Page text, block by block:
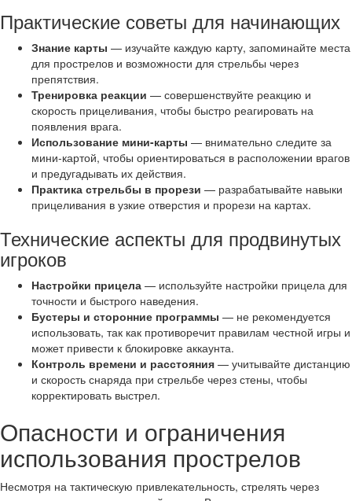
Практические советы для начинающих
Знание карты — изучайте каждую карту, запоминайте места
для прострелов и возможности для стрельбы через
препятствия.
Тренировка реакции — совершенствуйте реакцию и
скорость прицеливания, чтобы быстро реагировать на
появления врага.
Использование мини-карты — внимательно следите за
мини-картой, чтобы ориентироваться в расположении врагов
и предугадывать их действия.
Практика стрельбы в прорези — разрабатывайте навыки
прицеливания в узкие отверстия и прорези на картах.
Технические аспекты для продвинутых
игроков
Настройки прицела — используйте настройки прицела для
точности и быстрого наведения.
Бустеры и сторонние программы — не рекомендуется
использовать, так как противоречит правилам честной игры и
может привести к блокировке аккаунта.
Контроль времени и расстояния — учитывайте дистанцию
и скорость снаряда при стрельбе через стены, чтобы
корректировать выстрел.
Опасности и ограничения
использования прострелов
Несмотря на тактическую привлекательность, стрелять через